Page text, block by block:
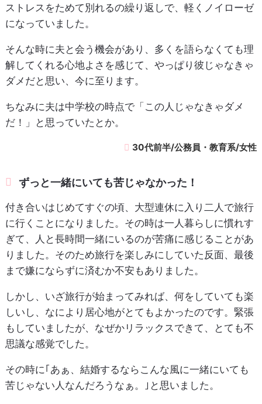
ストレスをためて別れるの繰り返しで、軽くノイローゼ
になっていました。
そんな時に夫と会う機会があり、多くを語らなくても理
解してくれる心地よさを感じて、やっぱり彼じゃなきゃ
ダメだと思い、今に至ります。
ちなみに夫は中学校の時点で「この人じゃなきゃダメ
だ！」と思っていたとか。
30代前半/公務員・教育系/女性
ずっと一緒にいても苦じゃなかった！
付き合いはじめてすぐの頃、大型連休に入り二人で旅行
に行くことになりました。その時は一人暮らしに慣れす
ぎて、人と長時間一緒にいるのが苦痛に感じることがあ
りました。そのため旅行を楽しみにしていた反面、最後
まで嫌にならずに済むか不安もありました。
しかし、いざ旅行が始まってみれば、何をしていても楽
しいし、なにより居心地がとてもよかったのです。緊張
もしていましたが、なぜかリラックスできて、とても不
思議な感覚でした。
その時に｢あぁ、結婚するならこんな風に一緒にいても
苦じゃない人なんだろうなぁ。｣と思いました。